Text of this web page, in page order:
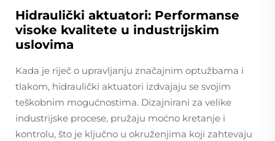
Hidraulički aktuatori: Performanse
visoke kvalitete u industrijskim
uslovima
Kada je riječ o upravljanju značajnim optužbama i
tlakom, hidraulički aktuatori izdvajaju se svojim
teškobnim mogućnostima. Dizajnirani za velike
industrijske procese, pružaju moćno kretanje i
kontrolu, što je ključno u okruženjima koji zahtevaju